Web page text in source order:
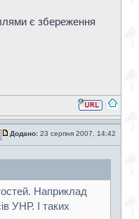
є збереження
Додано: 23 серпня 2007, 14:42
Наприклад
УНР. І таких